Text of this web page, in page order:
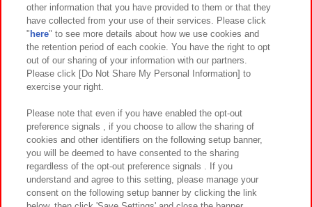
関連会社 サステナビリティ サイトポリシー
プライバシーポリシー ウェブアクセシビリティ方針と検証結果
お取引先さまとともに
カスタマーハラスメント対応方針 よくあるご質問・お問い合わせ
other information that you have provided to them or that they
have collected from your use of their services. Please click
" here" to see more details about how we use cookies and
the retention period of each cookie. You have the right to opt
out of our sharing of your information with our partners.
Please click [Do Not Share My Personal Information] to
exercise your right.
Please note that even if you have enabled the opt-out
preference signals , if you choose to allow the sharing of
cookies and other identifiers on the following setup banner,
you will be deemed to have consented to the sharing
regardless of the opt-out preference signals . If you
understand and agree to this setting, please manage your
consent on the following setup banner by clicking the link